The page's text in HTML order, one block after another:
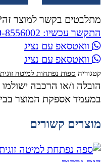
מתלבטים בקשר למוצר
התקשר עכשיו: 050-8556002
וואטסאפ עם נציג
וואטסאפ עם נציג
קטגוריה ספות נפתחות למיטה זוגית
הובלה ו/או הרכבה ישולמו
במעמד אספקת המוצר בבית
מוצרים קשורים